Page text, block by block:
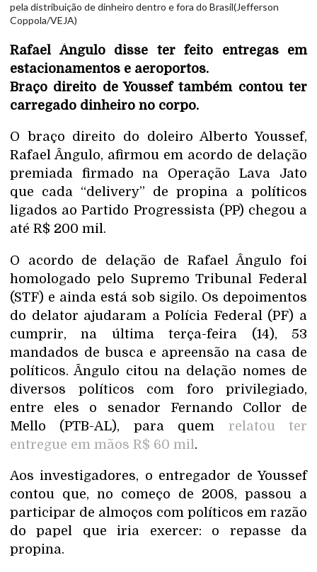
pela distribuição de dinheiro dentro e fora do Brasil(Jefferson
Coppola/VEJA)
Rafael Ângulo disse ter feito entregas em
estacionamentos e aeroportos.
Braço direito de Youssef também contou ter
carregado dinheiro no corpo.
O braço direito do doleiro Alberto Youssef,
Rafael Ângulo, afirmou em acordo de delação
premiada firmado na Operação Lava Jato
que cada “delivery” de propina a políticos
ligados ao Partido Progressista (PP) chegou a
até R$ 200 mil.
O acordo de delação de Rafael Ângulo foi
homologado pelo Supremo Tribunal Federal
(STF) e ainda está sob sigilo. Os depoimentos
do delator ajudaram a Polícia Federal (PF) a
cumprir, na última terça-feira (14), 53
mandados de busca e apreensão na casa de
políticos. Ângulo citou na delação nomes de
diversos políticos com foro privilegiado,
entre eles o senador Fernando Collor de
Mello (PTB-AL), para quem relatou ter
entregue em mãos R$ 60 mil .
Aos investigadores, o entregador de Youssef
contou que, no começo de 2008, passou a
participar de almoços com políticos em razão
do papel que iria exercer: o repasse da
propina.